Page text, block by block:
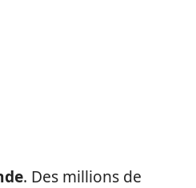
. Des millions de